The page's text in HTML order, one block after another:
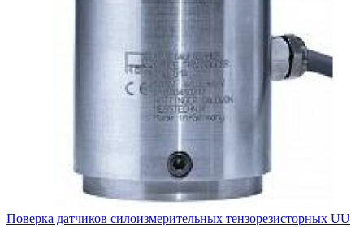
Поверка датчиков силоизмерительных тензорезисторных UU